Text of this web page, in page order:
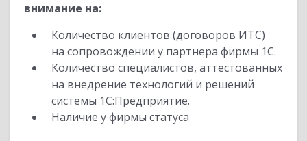
внимание на:
Количество клиентов (договоров ИТС)
на сопровождении у партнера фирмы 1С.
Количество специалистов, аттестованных
на внедрение технологий и решений
системы 1С:Предприятие.
Наличие у фирмы статуса